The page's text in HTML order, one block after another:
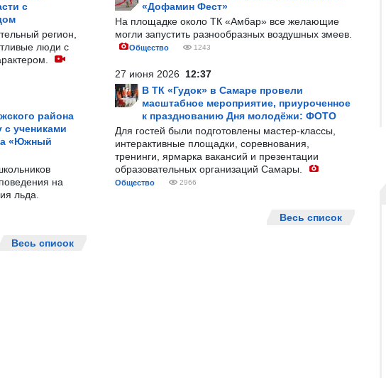
с
регион,
люди с
района
учениками
«Южный
на
льда.
Весь список
«Дофамин Фест»
На площадке около ТК «Амбар» все желающие
могли запустить разнообразных воздушных змеев.
Общество 1243
27 июня 2026 12:37
В ТК «Гудок» в Самаре провели
масштабное мероприятие, приуроченное
к празднованию Дня молодёжи: ФОТО
Для гостей были подготовлены мастер-классы,
интерактивные площадки, соревнования,
тренинги, ярмарка вакансий и презентации
образовательных организаций Самары.
Общество 2966
Весь список